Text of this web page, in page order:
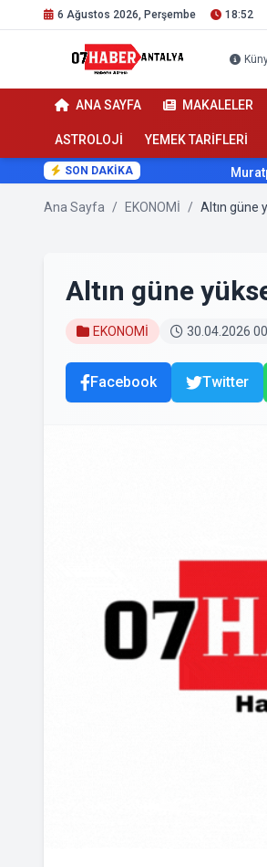
6 Ağustos 2026, Perşembe 18:52
ANA SAYFA MAKALELER
ASTROLOJİ YEMEK TARİFLERİ
SON DAKİKA Muratpaşa
Ana Sayfa / EKONOMİ / Altın güne
Altın güne
EKONOMİ 30.04.2026
Facebook Twitter